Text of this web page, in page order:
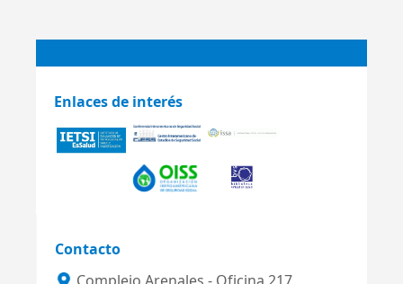
Enlaces de interés
Contacto